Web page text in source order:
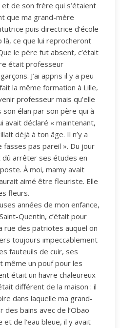
et de son frère qui s’étaient
que ma grand-mère
puis directrice d’école
là, ce que lui reprocheront
le père fut absent, c’était
était professeur
J’ai appris il y a peu
la même formation à Lille,
professeur mais qu’elle
élan par son père qui à
avait déclaré « maintenant,
déjà à ton âge. Il n’y a
fasses pas pareil ». Du jour
dû arrêter ses études en
À moi, mamy avait
aimé être fleuriste. Elle
fleurs.
années de mon enfance,
Quentin, c’était pour
rue des patriotes auquel on
toujours impeccablement
fauteuils de cuir, ses
même un pouf pour les
était un havre chaleureux
différent de la maison : il
dans laquelle ma grand-
bains avec de l’Obao
de l’eau bleue, il y avait